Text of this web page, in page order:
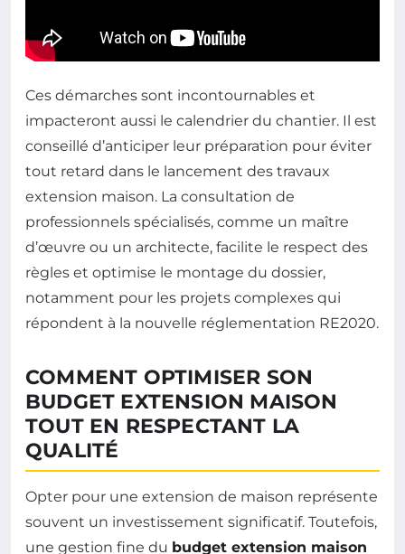
Ces démarches sont incontournables et
impacteront aussi le calendrier du chantier. Il est
conseillé d’anticiper leur préparation pour éviter
tout retard dans le lancement des travaux
extension maison. La consultation de
professionnels spécialisés, comme un maître
d’œuvre ou un architecte, facilite le respect des
règles et optimise le montage du dossier,
notamment pour les projets complexes qui
répondent à la nouvelle réglementation RE2020.
COMMENT OPTIMISER SON
BUDGET EXTENSION MAISON
TOUT EN RESPECTANT LA
QUALITÉ
Opter pour une extension de maison représente
souvent un investissement significatif. Toutefois,
une gestion fine du budget extension maison